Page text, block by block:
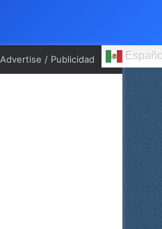
Advertise / Publicidad